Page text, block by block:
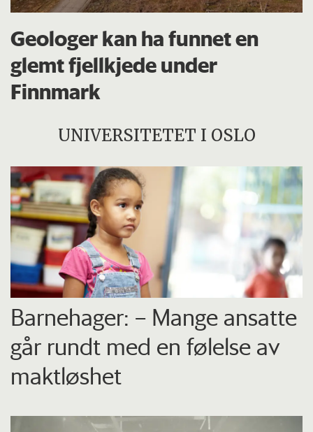
Geologer kan ha funnet en
glemt fjellkjede under
Finnmark
UNIVERSITETET I OSLO
Barnehager: – Mange ansatte
går rundt med en følelse av
maktløshet